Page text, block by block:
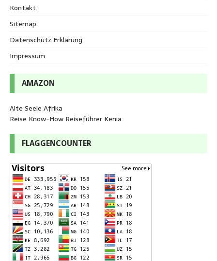
Kontakt
Sitemap
Datenschutz Erklärung
Impressum
AMAZON
Alte Seele Afrika
Reise Know-How Reiseführer Kenia
FLAGGENCOUNTER